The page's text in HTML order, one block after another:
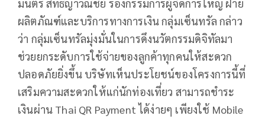
มนตรี สิทธิญาวณิชย์ รองกรรมการผู้จัดการใหญ่ ฝ่าย
ผลิตภัณฑ์และบริการทางการเงิน กลุ่มเซ็นทรัล กล่าว
ว่า กลุ่มเซ็นทรัลมุ่งมั่นในการดึงนวัตกรรมดิจิทัลมา
ช่วยยกระดับการใช้จ่ายของลูกค้าทุกคนให้สะดวก
ปลอดภัยยิ่งขึ้น บริษัทเห็นประโยชน์ของโครงการนี้ที่
เสริมความสะดวกให้แก่นักท่องเที่ยว สามารถชำระ
เงินผ่าน Thai QR Payment ได้ง่ายๆ เพียงใช้ Mobile